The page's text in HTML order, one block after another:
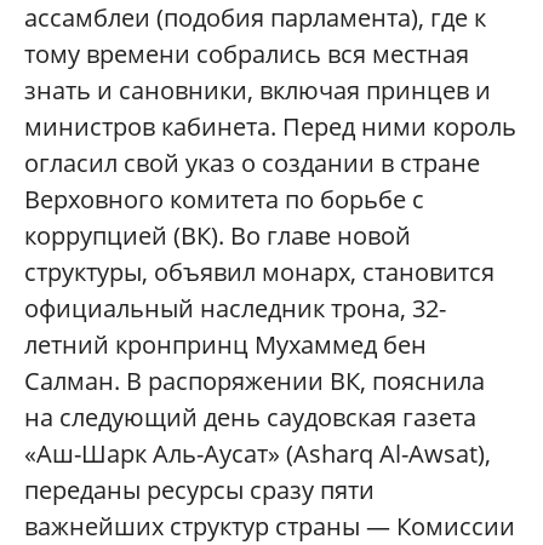
ассамблеи (подобия парламента), где к
тому времени собрались вся местная
знать и сановники, включая принцев и
министров кабинета. Перед ними король
огласил свой указ о создании в стране
Верховного комитета по борьбе с
коррупцией (ВК). Во главе новой
структуры, объявил монарх, становится
официальный наследник трона, 32-
летний кронпринц Мухаммед бен
Салман. В распоряжении ВК, пояснила
на следующий день саудовская газета
«Аш-Шарк Аль-Аусат» (Asharq Al-Awsat),
переданы ресурсы сразу пяти
важнейших структур страны — Комиссии